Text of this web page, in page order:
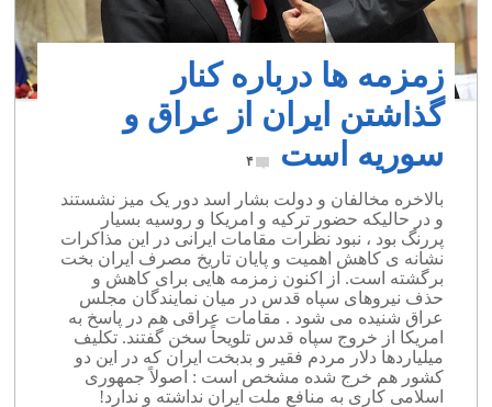
زمزمه ها درباره کنار
گذاشتن ایران از عراق و
سوریه است
۴
بالاخره مخالفان و دولت بشار اسد دور یک میز نشستند
و در حالیکه حضور ترکیه و امریکا و روسیه بسیار
پررنگ بود ، نبود نظرات مقامات ایرانی در این مذاکرات
نشانه ی کاهش اهمیت و پایان تاریخ مصرف ایران بخت
برگشته است. از اکنون زمزمه هایی برای کاهش و
حذف نیروهای سپاه قدس در میان نمایندگان مجلس
عراق شنیده می شود . مقامات عراقی هم در پاسخ به
امریکا از خروج سپاه قدس تلویحاً سخن گفتند. تکلیف
میلیاردها دلار مردم فقیر و بدبخت ایران که در این دو
کشور هم خرج شده مشخص است : اصولاً جمهوری
اسلامی کاری به منافع ملت ایران نداشته و ندارد!